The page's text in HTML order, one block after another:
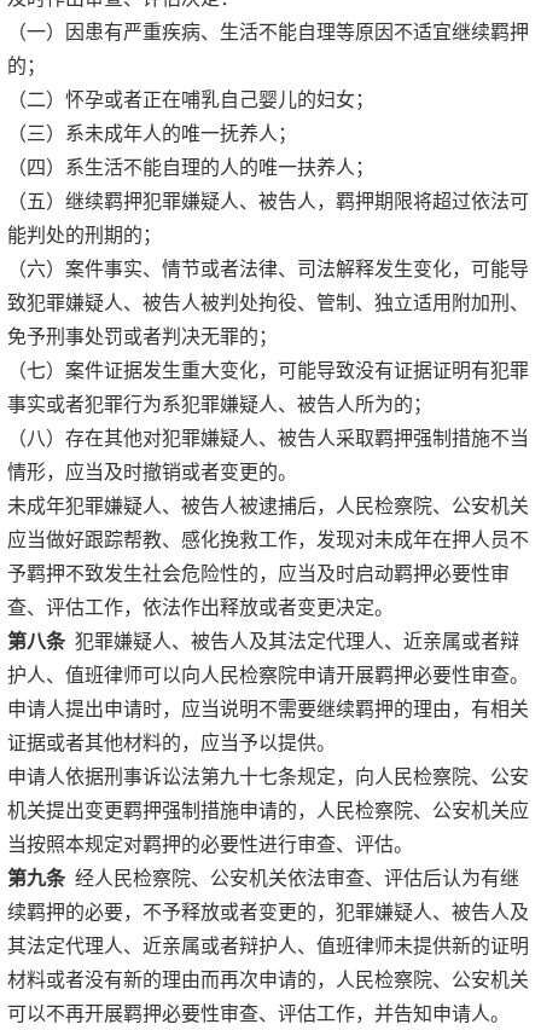
（一）因患有严重疾病、生活不能自理等原因不适宜继续羁押
的；
（二）怀孕或者正在哺乳自己婴儿的妇女；
（三）系未成年人的唯一抚养人；
（四）系生活不能自理的人的唯一扶养人；
（五）继续羁押犯罪嫌疑人、被告人，羁押期限将超过依法可
能判处的刑期的；
（六）案件事实、情节或者法律、司法解释发生变化，可能导
致犯罪嫌疑人、被告人被判处拘役、管制、独立适用附加刑、
免予刑事处罚或者判决无罪的；
（七）案件证据发生重大变化，可能导致没有证据证明有犯罪
事实或者犯罪行为系犯罪嫌疑人、被告人所为的；
（八）存在其他对犯罪嫌疑人、被告人采取羁押强制措施不当
情形，应当及时撤销或者变更的。
未成年犯罪嫌疑人、被告人被逮捕后，人民检察院、公安机关
应当做好跟踪帮教、感化挽救工作，发现对未成年在押人员不
予羁押不致发生社会危险性的，应当及时启动羁押必要性审
查、评估工作，依法作出释放或者变更决定。
第八条 犯罪嫌疑人、被告人及其法定代理人、近亲属或者辩
护人、值班律师可以向人民检察院申请开展羁押必要性审查。
申请人提出申请时，应当说明不需要继续羁押的理由，有相关
证据或者其他材料的，应当予以提供。
申请人依据刑事诉讼法第九十七条规定，向人民检察院、公安
机关提出变更羁押强制措施申请的，人民检察院、公安机关应
当按照本规定对羁押的必要性进行审查、评估。
第九条 经人民检察院、公安机关依法审查、评估后认为有继
续羁押的必要，不予释放或者变更的，犯罪嫌疑人、被告人及
其法定代理人、近亲属或者辩护人、值班律师未提供新的证明
材料或者没有新的理由而再次申请的，人民检察院、公安机关
可以不再开展羁押必要性审查、评估工作，并告知申请人。